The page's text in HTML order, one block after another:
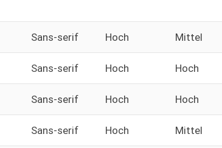
Sans-serif Hoch Mittel
Sans-serif Hoch Hoch
Sans-serif Hoch Hoch
Sans-serif Hoch Mittel